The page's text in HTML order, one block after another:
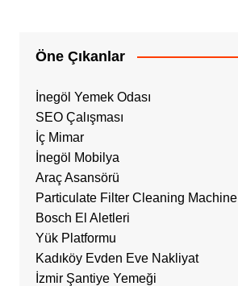
Öne Çıkanlar
İnegöl Yemek Odası
SEO Çalışması
İç Mimar
İnegöl Mobilya
Araç Asansörü
Particulate Filter Cleaning Machine
Bosch El Aletleri
Yük Platformu
Kadıköy Evden Eve Nakliyat
İzmir Şantiye Yemeği